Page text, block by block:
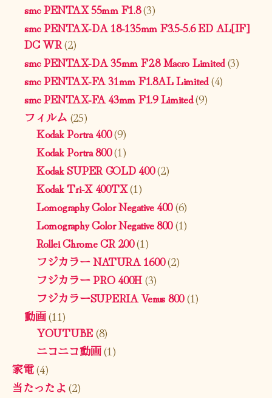
smc PENTAX 55mm F1.8(3)
smc PENTAX-DA 18-135mm F3.5-5.6 ED AL[IF]
DC WR(2)
smc PENTAX-DA 35mm F2.8 Macro Limited(3)
smc PENTAX-FA 31mm F1.8AL Limited(4)
smc PENTAX-FA 43mm F1.9 Limited(9)
フィルム (25)
Kodak Portra 400(9)
Kodak Portra 800(1)
Kodak SUPER GOLD 400(2)
Kodak Tri-X 400TX(1)
Lomography Color Negative 400(6)
Lomography Color Negative 800(1)
Rollei Chrome CR 200(1)
フジカラー NATURA 1600(2)
フジカラー PRO 400H(3)
フジカラーSUPERIA Venus 800(1)
動画(11)
YOUTUBE(8)
ニコニコ動画(1)
家電(4)
当たったよ(2)